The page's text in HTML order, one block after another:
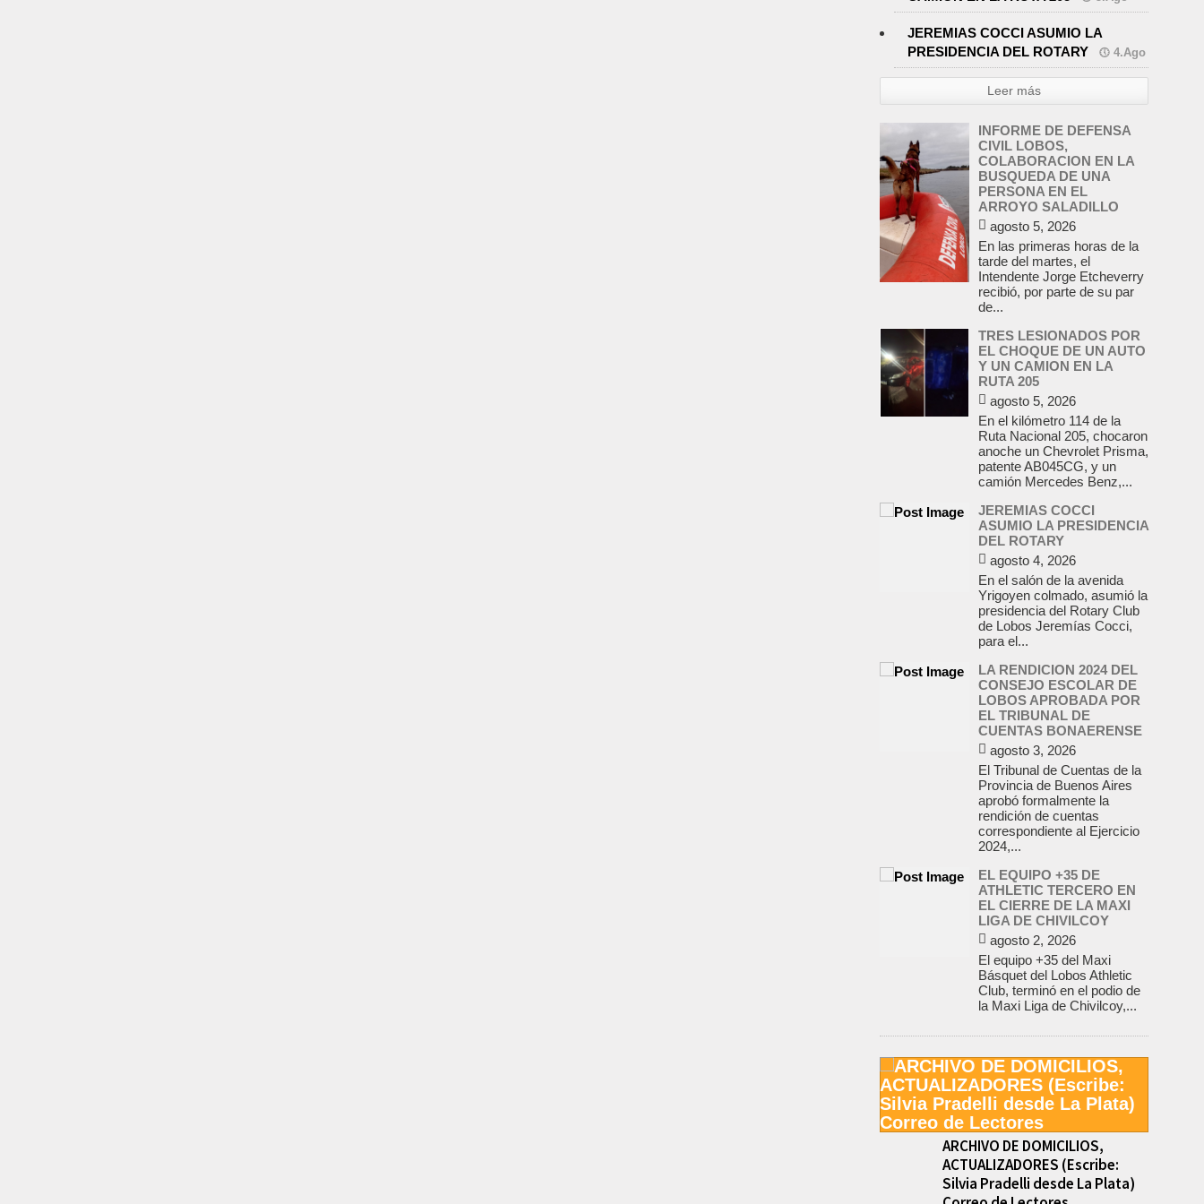
JEREMIAS COCCI ASUMIO LA
PRESIDENCIA DEL ROTARY
4.Ago
Leer más
INFORME DE DEFENSA
CIVIL LOBOS,
COLABORACION EN LA
BUSQUEDA DE UNA
PERSONA EN EL
ARROYO SALADILLO
agosto 5, 2026
En las primeras horas de la
tarde del martes, el
Intendente Jorge Etcheverry
recibió, por parte de su par
de...
TRES LESIONADOS POR
EL CHOQUE DE UN AUTO
Y UN CAMION EN LA
RUTA 205
agosto 5, 2026
En el kilómetro 114 de la
Ruta Nacional 205, chocaron
anoche un Chevrolet Prisma,
patente AB045CG, y un
camión Mercedes Benz,...
JEREMIAS COCCI
ASUMIO LA PRESIDENCIA
DEL ROTARY
agosto 4, 2026
En el salón de la avenida
Yrigoyen colmado, asumió la
presidencia del Rotary Club
de Lobos Jeremías Cocci,
para el...
LA RENDICION 2024 DEL
CONSEJO ESCOLAR DE
LOBOS APROBADA POR
EL TRIBUNAL DE
CUENTAS BONAERENSE
agosto 3, 2026
El Tribunal de Cuentas de la
Provincia de Buenos Aires
aprobó formalmente la
rendición de cuentas
correspondiente al Ejercicio
2024,...
EL EQUIPO +35 DE
ATHLETIC TERCERO EN
EL CIERRE DE LA MAXI
LIGA DE CHIVILCOY
agosto 2, 2026
El equipo +35 del Maxi
Básquet del Lobos Athletic
Club, terminó en el podio de
la Maxi Liga de Chivilcoy,...
ARCHIVO DE DOMICILIOS,
ACTUALIZADORES (Escribe:
Silvia Pradelli desde La Plata)